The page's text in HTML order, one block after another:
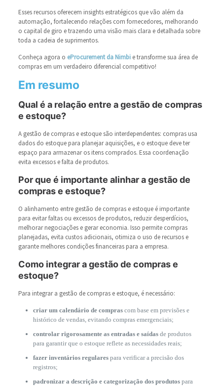
Esses recursos oferecem insights estratégicos que vão além da
automação, fortalecendo relações com fornecedores, melhorando
o capital de giro e trazendo uma visão mais clara e detalhada sobre
toda a cadeia de suprimentos.
Conheça agora o eProcurement da Nimbie transforme sua área de
compras em um verdadeiro diferencial competitivo!
Em resumo
Qual é a relação entre a gestão de compras
e estoque?
A gestão de compras e estoque são interdependentes: compras usa
dados do estoque para planejar aquisições, e o estoque deve ter
espaço para armazenar os itens comprados. Essa coordenação
evita excessos e falta de produtos.
Por que é importante alinhar a gestão de
compras e estoque?
O alinhamento entre gestão de compras e estoque é importante
para evitar faltas ou excessos de produtos, reduzir desperdícios,
melhorar negociações e gerar economia. Isso permite compras
planejadas, evita custos adicionais, otimiza o uso de recursos e
garante melhores condições financeiras para a empresa.
Como integrar a gestão de compras e
estoque?
Para integrar a gestão de compras e estoque, é necessário:
criar um calendário de comprascom base em previsões e
histórico de vendas, evitando compras emergenciais;
controlar rigorosamente as entradas e saídasde produtos
para garantir que o estoque reflete as necessidades reais;
fazer inventários regularespara verificar a precisão dos
registros;
padronizar a descrição e categorização dos produtospara